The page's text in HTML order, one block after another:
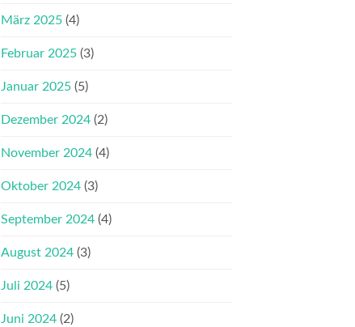
März 2025 (4)
Februar 2025 (3)
Januar 2025 (5)
Dezember 2024 (2)
November 2024 (4)
Oktober 2024 (3)
September 2024 (4)
August 2024 (3)
Juli 2024 (5)
Juni 2024 (2)